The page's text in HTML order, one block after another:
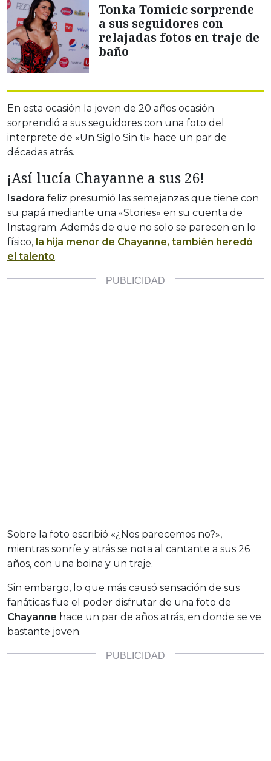
Tonka Tomicic sorprende
a sus seguidores con
relajadas fotos en traje de
baño
En esta ocasión la joven de 20 años ocasión
sorprendió a sus seguidores con una foto del
interprete de «Un Siglo Sin ti» hace un par de
décadas atrás.
¡Así lucía Chayanne a sus 26!
Isadora feliz presumió las semejanzas que tiene con
su papá mediante una «Stories» en su cuenta de
Instagram. Además de que no solo se parecen en lo
físico, la hija menor de Chayanne, también heredó
el talento.
Sobre la foto escribió «¿Nos parecemos no?»,
mientras sonríe y atrás se nota al cantante a sus 26
años, con una boina y un traje.
Sin embargo, lo que más causó sensación de sus
fanáticas fue el poder disfrutar de una foto de
Chayanne hace un par de años atrás, en donde se ve
bastante joven.